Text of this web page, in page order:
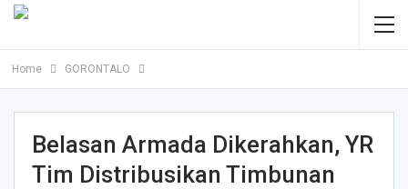
Home GORONTALO
Belasan Armada Dikerahkan, YR
Tim Distribusikan Timbunan